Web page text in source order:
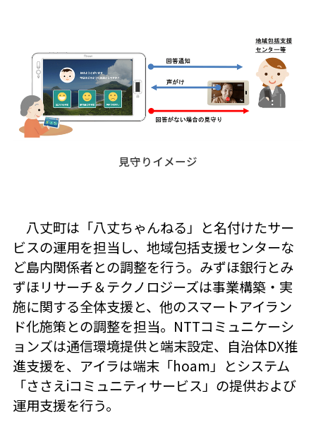
見守りイメージ
八丈町は「八丈ちゃんねる」と名付けたサー
ビスの運用を担当し、地域包括支援センターな
ど島内関係者との調整を行う。みずほ銀行とみ
ずほリサーチ＆テクノロジーズは事業構築・実
施に関する全体支援と、他のスマートアイラン
ド化施策との調整を担当。NTTコミュニケーシ
ョンズは通信環境提供と端末設定、自治体DX推
進支援を、アイラは端末「hoam」とシステム
「ささえiコミュニティサービス」の提供および
運用支援を行う。